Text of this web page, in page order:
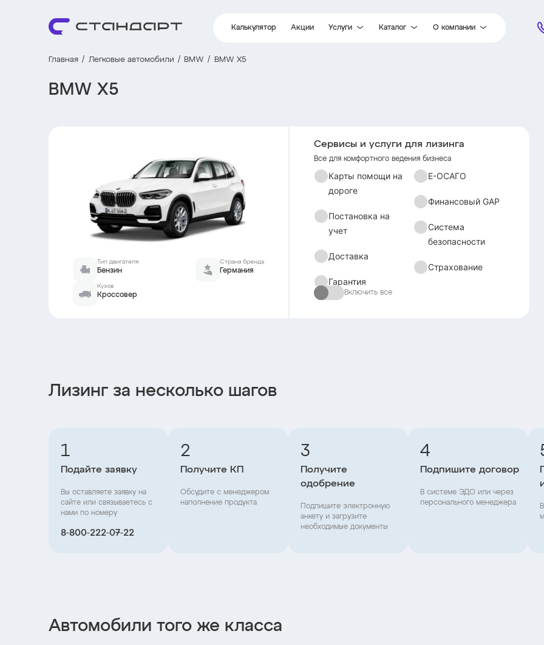
Калькулятор Акции Услуги
Финансовый GAP
Система безопасности
Страхование
Каталог О компании
Контакты
Главная Легковые автомобили BMW BMW X5
BMW X5
Тип двигателя
Бензин
Страна бренда
Германия
Кузов
Кроссовер
Сервисы и услуги для лизинга
Все для комфортного ведения бизнеса
Карты помощи на
дороге
Постановка на
учет
Доставка
Гарантия
Е-ОСАГО
Финансовый GAP
Система
безопасности
Страхование
Включить все
Лизинг за несколько шагов
1
Подайте заявку
Вы оставляете заявку на
сайте или связываетесь с
нами по номеру
8‑800‑222‑07‑22
2
Получите КП
Обсудите с менеджером
наполнение продукта
3
Получите
одобрение
Подпишите электронную
анкету и загрузите
необходимые документы
4
Подпишите договор
В системе ЭДО или через
персонального менеджера
Автомобили того же класса